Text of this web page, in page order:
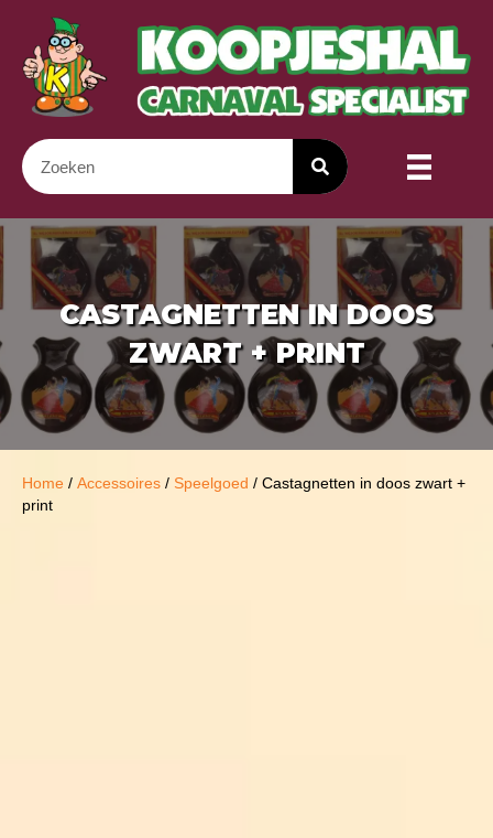
CASTAGNETTEN IN DOOS
ZWART + PRINT
Home / Accessoires / Speelgoed / Castagnetten in doos zwart +
print